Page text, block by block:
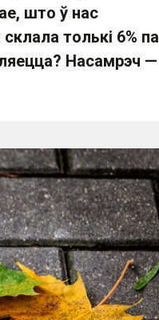
што ў нас
толькі 6% па
Насамрэч —